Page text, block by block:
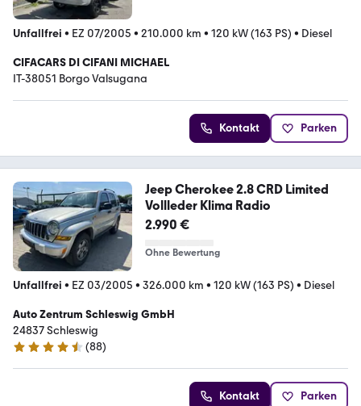
Unfallfrei • EZ 07/2005 • 210.000 km • 120 kW (163 PS) • Diesel
CIFACARS DI CIFANI MICHAEL
IT-38051 Borgo Valsugana
Kontakt Parken
Jeep Cherokee 2.8 CRD Limited
Vollleder Klima Radio
2.990 €
Ohne Bewertung
Unfallfrei • EZ 03/2005 • 326.000 km • 120 kW (163 PS) • Diesel
Auto Zentrum Schleswig GmbH
24837 Schleswig
4.7 Sterne
(88)
Kontakt Parken